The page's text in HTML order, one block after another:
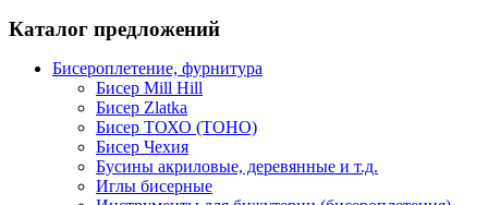
Каталог предложений
Бисероплетение, фурнитура
Бисер Mill Hill
Бисер Zlatka
Бисер ТОХО (TOHO)
Бисер Чехия
Бусины акриловые, деревянные и т.д.
Иглы бисерные